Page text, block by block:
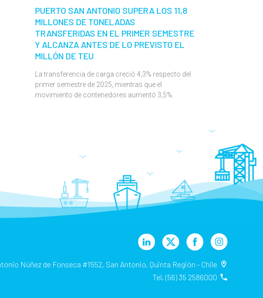
PUERTO SAN ANTONIO SUPERA LOS 11,8
MILLONES DE TONELADAS
TRANSFERIDAS EN EL PRIMER SEMESTRE
Y ALCANZA ANTES DE LO PREVISTO EL
MILLÓN DE TEU
La transferencia de carga creció 4,3% respecto del
primer semestre de 2025, mientras que el
movimiento de contenedores aumentó 3,5%.
Núñez de Fonseca #1552, San Antonio, Quinta Región - Chile
Tel. (56) 35 2586000